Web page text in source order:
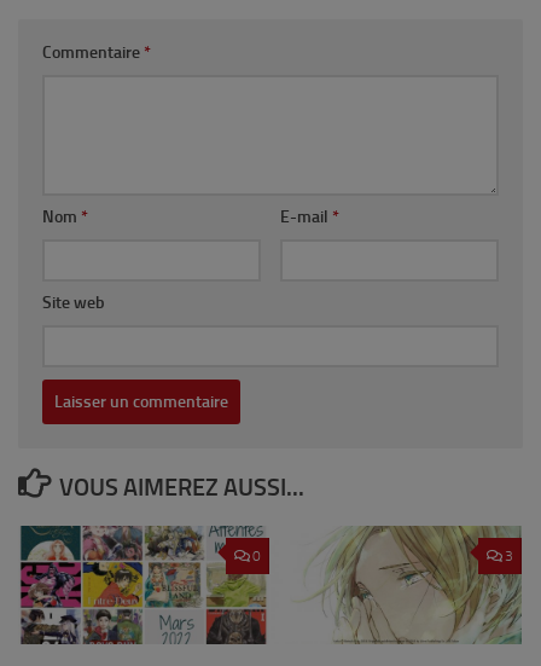
Commentaire *
Nom * E-mail *
Site web
VOUS AIMEREZ AUSSI...
0 3